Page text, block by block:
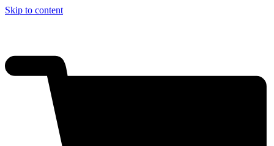
Skip to content